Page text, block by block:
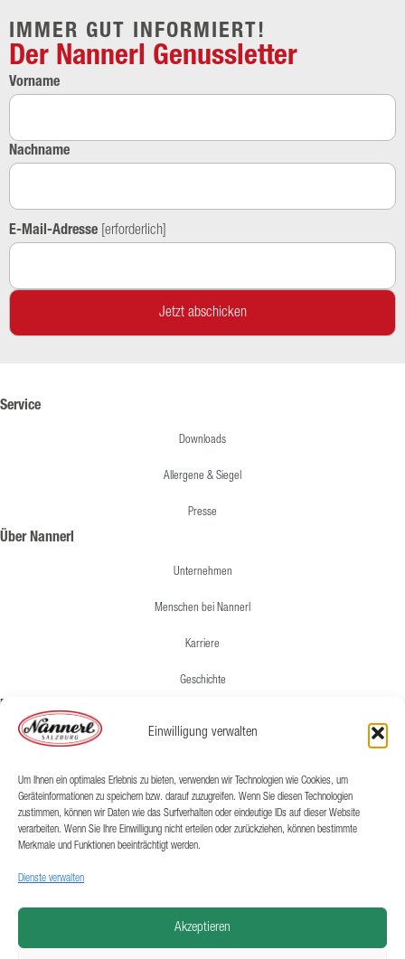
Einwilligung verwalten
Um Ihnen ein optimales Erlebnis zu bieten, verwenden wir Technologien wie Cookies, um
Geräteinformationen zu speichern bzw. darauf zuzugreifen. Wenn Sie diesen Technologien
zustimmen, können wir Daten wie das Surfverhalten oder eindeutige IDs auf dieser Website
verarbeiten. Wenn Sie Ihre Einwilligung nicht erteilen oder zurückziehen, können bestimmte
Merkmale und Funktionen beeinträchtigt werden.
Dienste verwalten
Akzeptieren
IMMER GUT INFORMIERT!
Der Nannerl Genussletter
Vorname
Nachname
E-Mail-Adresse [erforderlich]
Service
Downloads
Allergene & Siegel
Presse
Über Nannerl
Unternehmen
Menschen bei Nannerl
Karriere
Geschichte
Rechtliches
Impressum
Lieferung & Versand
AGB
Datenschutz
5102 Anthering bei Salzburg